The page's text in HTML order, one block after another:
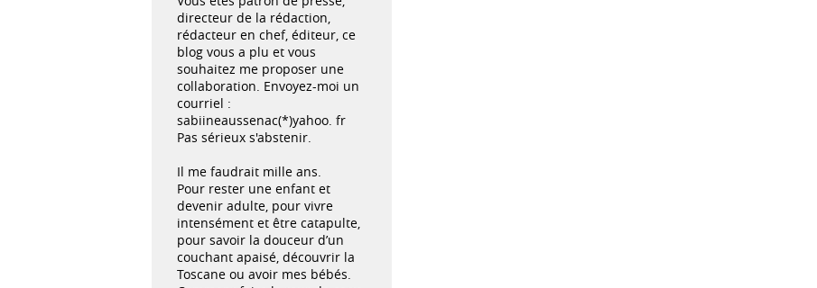
directeur de la rédaction,
rédacteur en chef, éditeur, ce
blog vous a plu et vous
souhaitez me proposer une
collaboration. Envoyez-moi un
courriel :
sabiineaussenac(*)yahoo. fr
Pas sérieux s'abstenir.
Il me faudrait mille ans.
Pour rester une enfant et
devenir adulte, pour vivre
intensément et être catapulte,
pour savoir la douceur d’un
couchant apaisé, découvrir la
Toscane ou avoir mes bébés.